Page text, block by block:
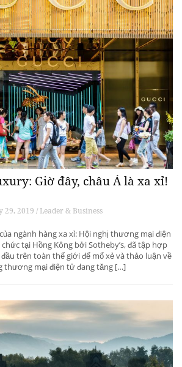
Giờ đây, châu Á là xa xỉ!
29, 2019 / Leader & Business
ngành hàng xa xỉ: Hội nghị thương mại điện
tại Hồng Kông bởi Sotheby’s, đã tập hợp
trên toàn thế giới để mổ xẻ và thảo luận về
thương mại điện tử đang tăng […]